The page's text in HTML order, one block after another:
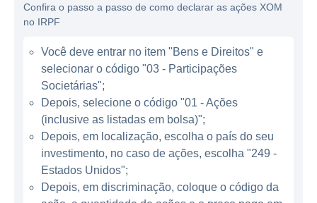
cadeia energética, desde a exploração até a
distribuição. Isso inclui a extração de
petróleo e gás em terra e no mar, o refino de
petróleo bruto em produtos acabados, e a
venda destes produtos em mercados locais e
internacionais. Seus produtos principais são
combustíveis, óleo diesel, gasolina,
lubrificantes, e produtos químicos derivados
do petróleo e do gás natural. Além disso, a
empresa investe em tecnologias de energia
renovável e soluções de energia limpa,
Confira o passo a passo de como declarar as ações XOM
no IRPF
Você deve entrar no item "Bens e Direitos" e
selecionar o código "03 - Participações
Societárias";
Depois, selecione o código "01 - Ações
(inclusive as listadas em bolsa)";
Depois, em localização, escolha o país do seu
investimento, no caso de ações, escolha "249 -
Estados Unidos";
Depois, em discriminação, coloque o código da